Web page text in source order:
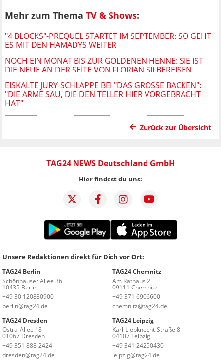
Mehr zum Thema TV & Shows:
"4 BLOCKS"-PREQUEL STARTET IM SEPTEMBER: SO GEHT
ES MIT DEN HAMADYS WEITER
NOCH EIN MONAT BIS ZUR GOLDENEN HENNE: SIE IST
DIE NEUE AN DER SEITE VON FLORIAN SILBEREISEN
EISKALTE JURY-SCHLAPPE BEI "DAS GROSSE BACKEN": "
DIE ARME SAU, DIE DEN TELLER HIER VORGEBRACHT H
AT"
Zurück zur Übersicht
TAG24 NEWS Deutschland GmbH
Hier findest du uns:
Unsere Redaktionen direkt für Dich vor Ort:
TAG24 Berlin
Schönhauser Allee 36
10435 Berlin
+49 30 120880900
berlin@tag24.de
TAG24 Chemnitz
Am Rathaus 2
09111 Chemnitz
+49 371 6906600
chemnitz@tag24.de
TAG24 Dresden
Ostra-Allee 18
01067 Dresden
+49 351 888-2424
dresden@tag24.de
TAG24 Leipzig
Karl-Liebknecht-Straße 8
04107 Leipzig
+49 341 24250430
leipzig@tag24.de